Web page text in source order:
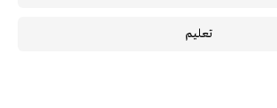
تعليم